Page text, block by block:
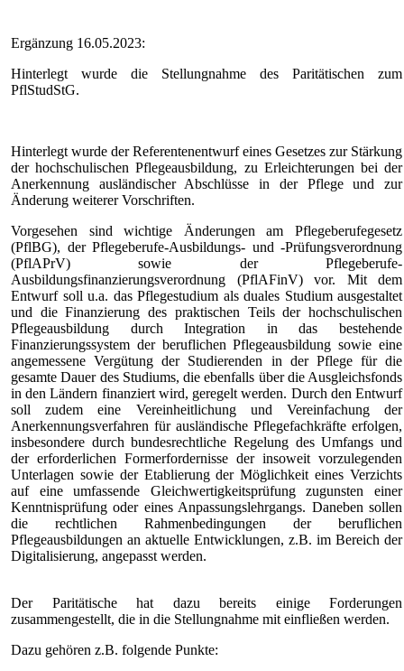
Ergänzung 16.05.2023:
Hinterlegt wurde die Stellungnahme des Paritätischen zum
PflStudStG.
Hinterlegt wurde der Referentenentwurf eines Gesetzes zur Stärkung
der hochschulischen Pflegeausbildung, zu Erleichterungen bei der
Anerkennung ausländischer Abschlüsse in der Pflege und zur
Änderung weiterer Vorschriften.
Vorgesehen sind wichtige Änderungen am Pflegeberufegesetz
(PflBG), der Pflegeberufe-Ausbildungs- und -Prüfungsverordnung
(PflAPrV) sowie der Pflegeberufe-
Ausbildungsfinanzierungsverordnung (PflAFinV) vor. Mit dem
Entwurf soll u.a. das Pflegestudium als duales Studium ausgestaltet
und die Finanzierung des praktischen Teils der hochschulischen
Pflegeausbildung durch Integration in das bestehende
Finanzierungssystem der beruflichen Pflegeausbildung sowie eine
angemessene Vergütung der Studierenden in der Pflege für die
gesamte Dauer des Studiums, die ebenfalls über die Ausgleichsfonds
in den Ländern finanziert wird, geregelt werden. Durch den Entwurf
soll zudem eine Vereinheitlichung und Vereinfachung der
Anerkennungsverfahren für ausländische Pflegefachkräfte erfolgen,
insbesondere durch bundesrechtliche Regelung des Umfangs und
der erforderlichen Formerfordernisse der insoweit vorzulegenden
Unterlagen sowie der Etablierung der Möglichkeit eines Verzichts
auf eine umfassende Gleichwertigkeitsprüfung zugunsten einer
Kenntnisprüfung oder eines Anpassungslehrgangs. Daneben sollen
die rechtlichen Rahmenbedingungen der beruflichen
Pflegeausbildungen an aktuelle Entwicklungen, z.B. im Bereich der
Digitalisierung, angepasst werden.
Der Paritätische hat dazu bereits einige Forderungen
zusammengestellt, die in die Stellungnahme mit einfließen werden.
Dazu gehören z.B. folgende Punkte: